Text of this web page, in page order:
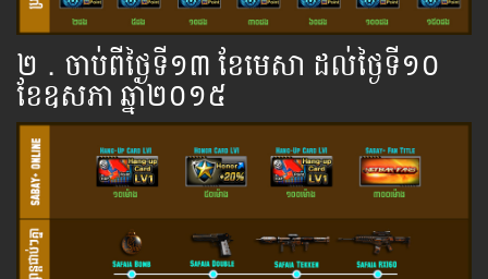
២．ចាប់ពី​ថ្ងៃ​ទី​​១៣ ខែមេសា ដល់​ថ្ងៃ​ទី១០
ខែឧសភា ឆ្នាំ​២០១៥